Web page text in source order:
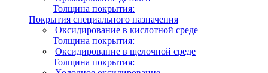
Толщина покрытия:
Покрытия специального назначения
Оксидирование в кислотной среде
Толщина покрытия:
Оксидирование в щелочной среде
Толщина покрытия: